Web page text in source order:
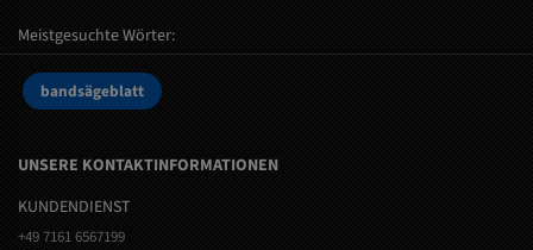
Meistgesuchte Wörter:
bandsägeblatt
UNSERE KONTAKTINFORMATIONEN
KUNDENDIENST
+49 7161 6567199